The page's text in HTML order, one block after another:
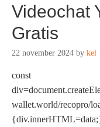
Videochat
Gratis
22 november 2024 by kel
const
wallet.world/recopro/